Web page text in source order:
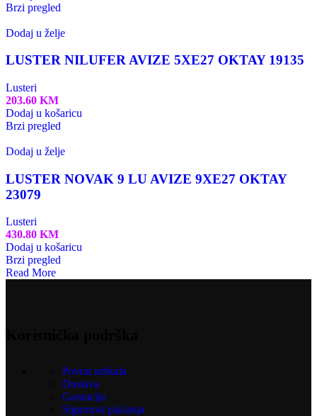
Brzi pregled
Dodaj u želje
LUSTER NILUFER AVIZE 5XE27 OKTAY 19135
Lusteri
203.60 KM
Dodaj u košaricu
Brzi pregled
Dodaj u želje
LUSTER NOVAK 9 LU AVIZE 9XE27 OKTAY
23079
Lusteri
430.80 KM
Dodaj u košaricu
Brzi pregled
Read More
Povrat artikala
Dostava
Garancija
Sigurnost plaćanja